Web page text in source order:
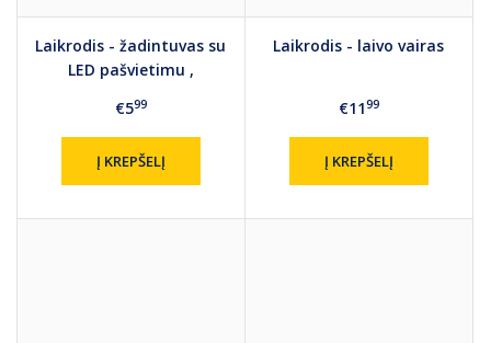
Laikrodis - žadintuvas su
LED pašvietimu ,
€599
Į KREPŠELĮ
Laikrodis - laivo vairas
€1199
Į KREPŠELĮ